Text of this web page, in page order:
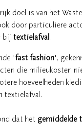
doel is van het
door particuliere
bij textielafval .
'fast fashion',
die milieukosten
hoeveelheden
textielafval.
dat het gemiddelde